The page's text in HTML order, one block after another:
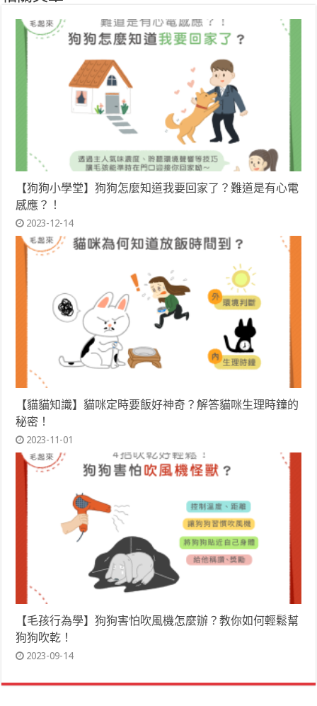
【狗狗小學堂】狗狗怎麼知道我要回家了？難道是有心電
感應？！
2023-12-14
【貓貓知識】貓咪定時要飯好神奇？解答貓咪生理時鐘的
秘密！
2023-11-01
【毛孩行為學】狗狗害怕吹風機怎麼辦？教你如何輕鬆幫
狗狗吹乾！
2023-09-14